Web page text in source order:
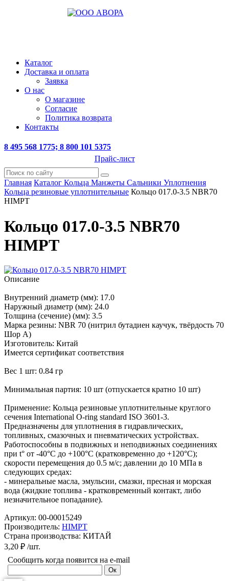
Каталог
Доставка и оплата
Заявка
О нас
О магазине
Согласие
Политика возврата
Контакты
8 495 568 1775; 8 800 101 5375
Прайс-лист
Главная Каталог Кольца Манжеты Сальники Уплотнения
Кольца резиновые уплотнительные Кольцо 017.0-3.5 NBR70
HIMPT
Кольцо 017.0-3.5 NBR70
HIMPT
Описание
Внутренний диаметр (мм): 17.0
Наружный диаметр (мм): 24.0
Толщина (сечение) (мм): 3.5
Марка резины: NBR 70 (нитрил бутадиен каучук, твёрдость 70
Шор А)
Изготовитель: Китай
Имеется сертификат соответствия
Вес 1 шт: 0.84 гр
Минимальная партия: 10 шт (отпускается кратно 10 шт)
Применение: Кольца резиновые уплотнительные круглого
сечения International O-ring standard ISO 3601-3.
Предназначены для уплотнения в гидравлических,
топливных, смазочных и пневматических устройствах.
Работоспособны в подвижных и неподвижных соединениях
при t° от -40°С до +100°С (кратковременно до +120°С);
скорости перемещения до 0.5 м/с; давлении до 10 МПа в
следующих средах:
- минеральные масла, эмульсии, смазки, пресная и морская
вода (жидкие топлива - кратковременный контакт, либо
незначительное попадание).
Артикул: 00-00015249
Производитель: HIMPT
Страна производства: КИТАЙ
3,20 ₽ /шт.
Сообщить когда появится на e-mail